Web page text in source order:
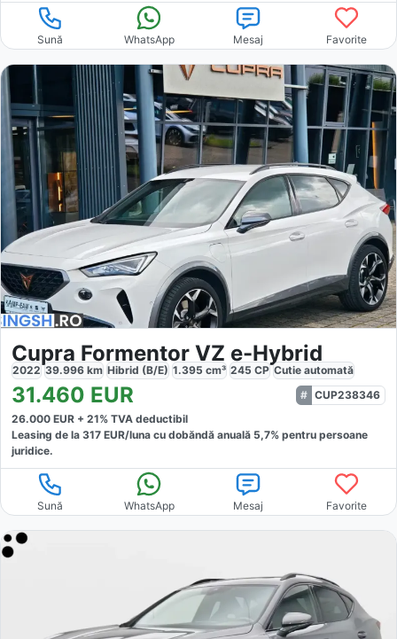
Sună WhatsApp Mesaj Favorite
Cupra Formentor VZ e-Hybrid
2022 39.996 km Hibrid (B/E) 1.395 cm³ 245 CP Cutie automată
31.460 EUR
CUP238346
26.000 EUR + 21% TVA deductibil
Leasing de la 317 EUR/luna cu dobăndă anuală 5,7% pentru persoane
juridice.
Sună WhatsApp Mesaj Favorite